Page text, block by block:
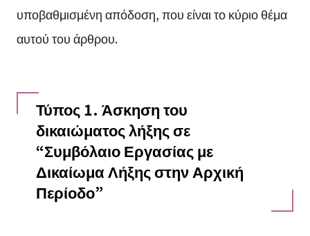
υποβαθμισμένη απόδοση, που είναι το κύριο θέμα
αυτού του άρθρου.
Τύπος 1. Άσκηση του
δικαιώματος λήξης σε
“Συμβόλαιο Εργασίας με
Δικαίωμα Λήξης στην Αρχική
Περίοδο”